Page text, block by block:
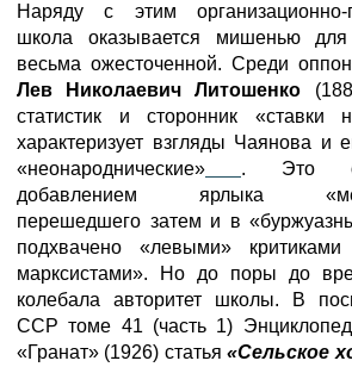
Наряду с этим организационно-
школа оказывается мишенью для
весьма ожесточенной. Среди
Лев Николаевич Литошенко
статистик и сторонник «ставки
характеризует взгляды Чаянова и
«неонароднические»
. Это
добавлением ярлыка
перешедшего затем и в
подхвачено «левыми»
марксистами». Но до поры до
колебала авторитет школы. В
ССР томе 41 (часть 1)
«Гранат» (1926) статья «Сельское